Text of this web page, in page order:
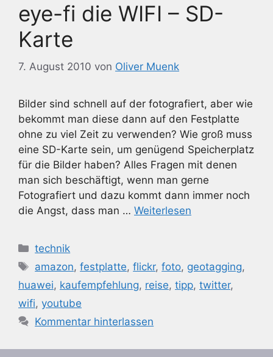
eye-fi die WIFI – SD-
Karte
7. August 2010 von Oliver Muenk
Bilder sind schnell auf der fotografiert, aber wie
bekommt man diese dann auf den Festplatte
ohne zu viel Zeit zu verwenden? Wie groß muss
eine SD-Karte sein, um genügend Speicherplatz
für die Bilder haben? Alles Fragen mit denen
man sich beschäftigt, wenn man gerne
Fotografiert und dazu kommt dann immer noch
die Angst, dass man … Weiterlesen
Kategorien
technik
Schlagwörter
amazon,festplatte,flickr,foto, geotagging,
huawei, kaufempfehlung, reise, tipp, twitter,
wifi, youtube
Kommentar hinterlassen